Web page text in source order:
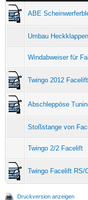
ABE
Umbau
Windabweiser für
Twingo 2012
Abschleppöse
Stoßstange von
Twingo 2/2 Facelift
Twingo Facelift RS/
Druckversion anzeigen